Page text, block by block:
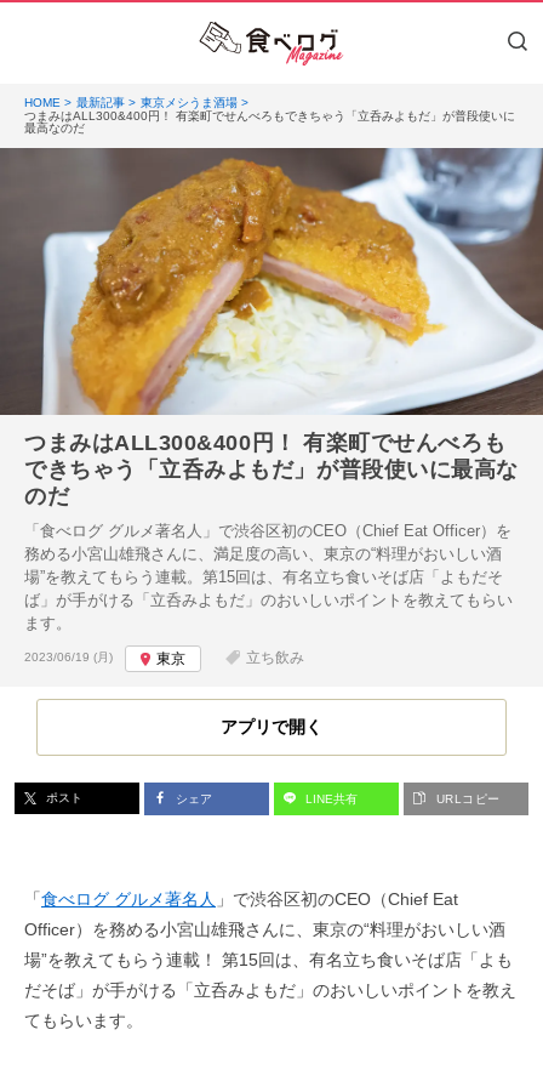
HOME 最新記事
東京メシうま酒場
つまみはALL300&400円！ 有楽町でせんべろもできちゃう「立呑みよもだ」が普段使いに
最高なのだ
つまみはALL300&400円！ 有楽町でせんべろも
できちゃう「立呑みよもだ」が普段使いに最高な
のだ
「食べログ グルメ著名人」で渋谷区初のCEO（Chief Eat Officer）を
務める小宮山雄飛さんに、満足度の高い、東京の“料理がおいしい酒
場”を教えてもらう連載。第15回は、有名立ち食いそば店「よもだそ
ば」が手がける「立呑みよもだ」のおいしいポイントを教えてもらい
ます。
投稿日:
2023/06/19 (月) 東京 立ち飲み
アプリで開く
ポスト シェア LINE共有 URLコピー
「食べログ グルメ著名人 」で渋谷区初のCEO（Chief Eat
Officer）を務める小宮山雄飛さんに、東京の“料理がおいしい酒
場”を教えてもらう連載！ 第15回は、有名立ち食いそば店「よも
だそば」が手がける「立呑みよもだ」のおいしいポイントを教え
てもらいます。